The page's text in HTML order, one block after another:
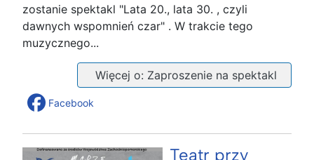
zostanie spektakl "Lata 20., lata 30. , czyli
dawnych wspomnień czar" . W trakcie tego
muzycznego...
Więcej o: Zaproszenie na spektakl
Facebook
Teatr przy